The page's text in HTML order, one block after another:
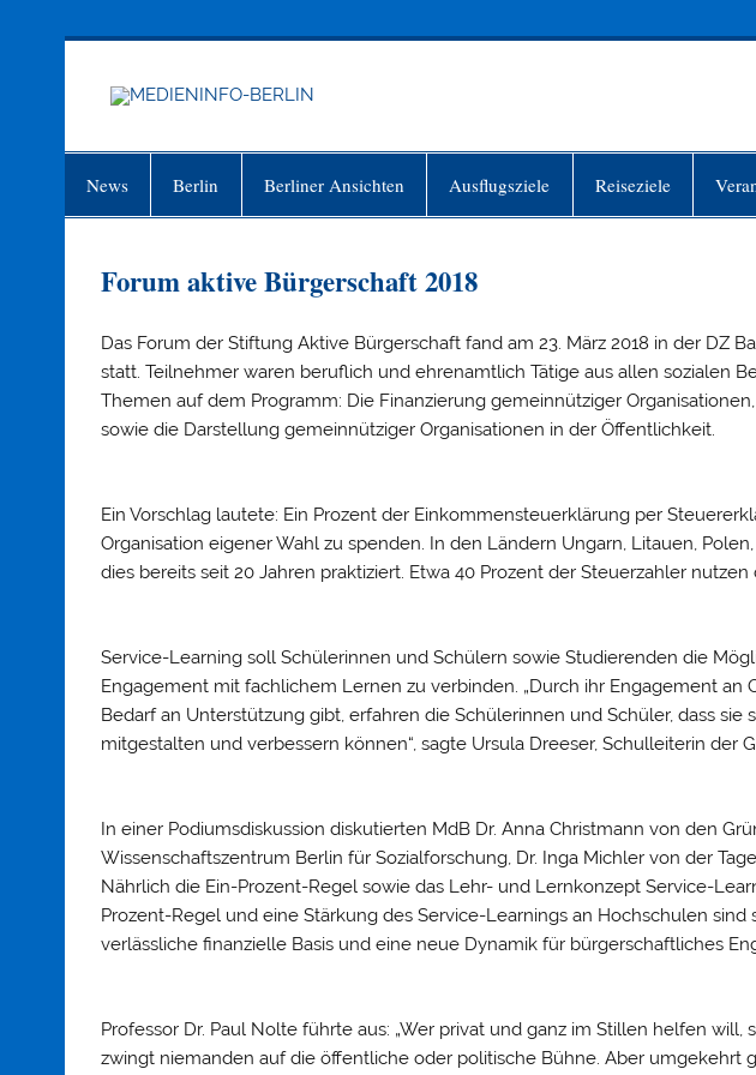
News Berlin Berliner Ansichten Ausflugsziele Reiseziele
Forum aktive Bürgerschaft 2018
Das Forum der Stiftung Aktive Bürgerschaft fand am 23. März 2018 in der DZ
statt. Teilnehmer waren beruflich und ehrenamtlich Tätige aus allen sozialen
Themen auf dem Programm: Die Finanzierung gemeinnütziger
sowie die Darstellung gemeinnütziger Organisationen in der Öffentlichkeit.
Ein Vorschlag lautete: Ein Prozent der Einkommensteuerklärung per
Organisation eigener Wahl zu spenden. In den Ländern Ungarn, Litauen,
dies bereits seit 20 Jahren praktiziert. Etwa 40 Prozent der Steuerzahler
Service-Learning soll Schülerinnen und Schülern sowie Studierenden die
Engagement mit fachlichem Lernen zu verbinden. „Durch ihr Engagement an
Bedarf an Unterstützung gibt, erfahren die Schülerinnen und Schüler, dass
mitgestalten und verbessern können“, sagte Ursula Dreeser, Schulleiterin der
In einer Podiumsdiskussion diskutierten MdB Dr. Anna Christmann von den
Wissenschaftszentrum Berlin für Sozialforschung, Dr. Inga Michler von der
Nährlich die Ein-Prozent-Regel sowie das Lehr- und Lernkonzept Service-
Prozent-Regel und eine Stärkung des Service-Learnings an Hochschulen sind
verlässliche finanzielle Basis und eine neue Dynamik für bürgerschaftliches
Professor Dr. Paul Nolte führte aus: „Wer privat und ganz im Stillen helfen will,
zwingt niemanden auf die öffentliche oder politische Bühne. Aber umgekehrt